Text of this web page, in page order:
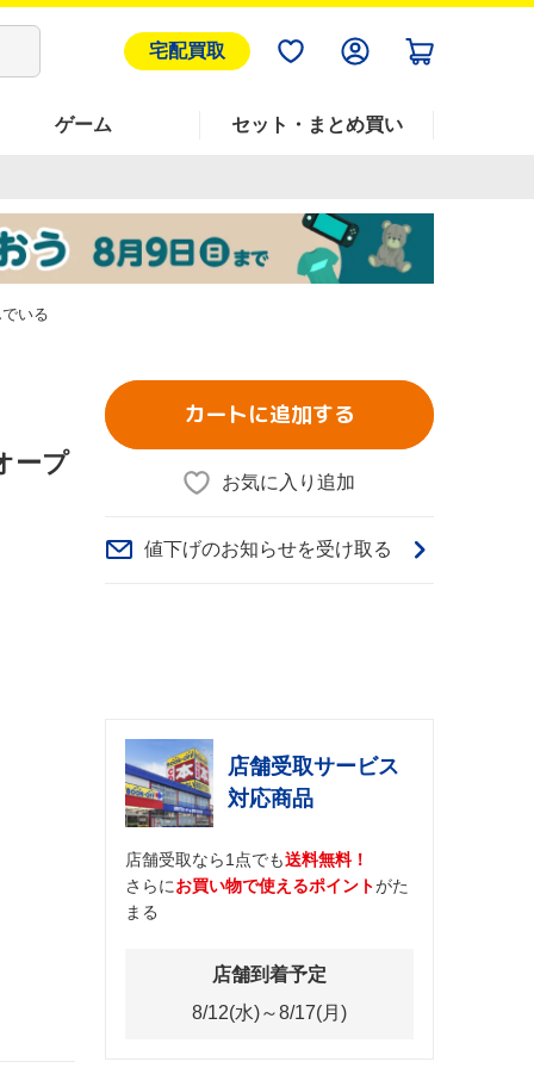
宅配買取
ゲーム セット・まとめ買い
いる
ープ
カートに追加する
お気に入り追加
値下げのお知らせを受け取る
店舗受取サービス
対応商品
店舗受取なら1点でも送料無料！
さらにお買い物で使えるポイントがた
まる
店舗到着予定
8/12(水)～8/17(月)